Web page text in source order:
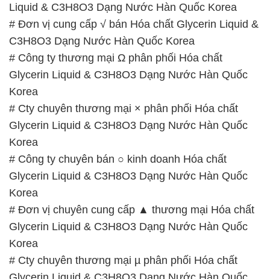
Liquid & C3H8O3 Dạng Nước Hàn Quốc Korea
# Đơn vị cung cấp √ bán Hóa chất Glycerin Liquid &
C3H8O3 Dạng Nước Hàn Quốc Korea
# Công ty thương mại Ω phân phối Hóa chất
Glycerin Liquid & C3H8O3 Dạng Nước Hàn Quốc
Korea
# Cty chuyên thương mại × phân phối Hóa chất
Glycerin Liquid & C3H8O3 Dạng Nước Hàn Quốc
Korea
# Công ty chuyên bán ○ kinh doanh Hóa chất
Glycerin Liquid & C3H8O3 Dạng Nước Hàn Quốc
Korea
# Đơn vị chuyên cung cấp ▲ thương mại Hóa chất
Glycerin Liquid & C3H8O3 Dạng Nước Hàn Quốc
Korea
# Cty chuyên thương mại µ phân phối Hóa chất